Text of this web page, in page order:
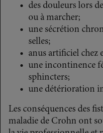
des douleurs lors
ou à marcher;
une sécrétion
selles;
anus artificiel chez
une incontinence
sphincters;
une détérioration
Les conséquences des
maladie de Crohn ont